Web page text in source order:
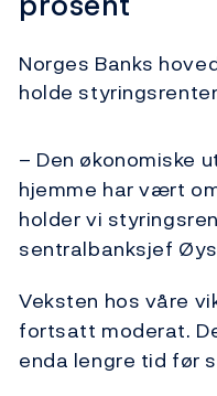
Norges Banks
holde
– Den økonomiske
hjemme har vært
holder vi
sentralbanksjef
Veksten hos våre
fortsatt moderat.
enda lengre tid før